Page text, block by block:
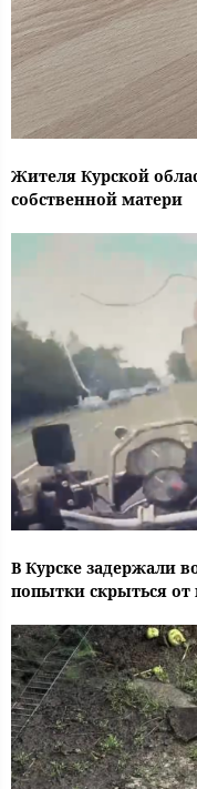
Жителя Курской
собственной матери
В Курске задержали
попытки скрыться